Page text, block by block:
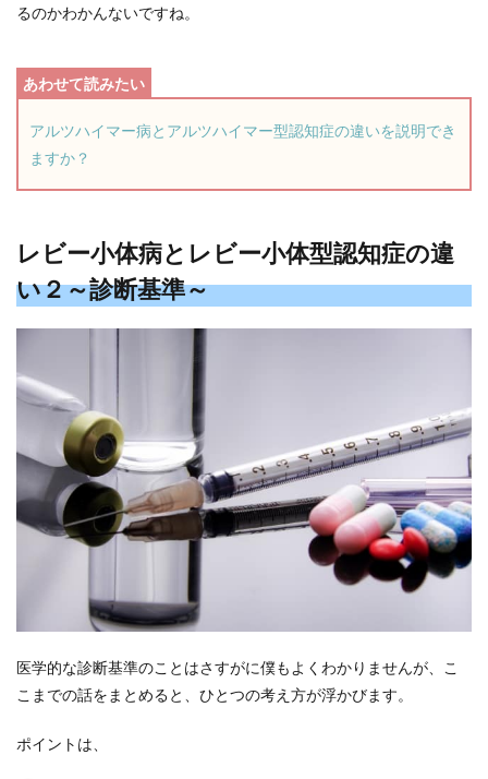
るのかわかんないですね。
アルツハイマー病とアルツハイマー型認知症の違いを説明でき
ますか？
レビー小体病とレビー小体型認知症の違
い２～診断基準～
医学的な診断基準のことはさすがに僕もよくわかりませんが、こ
こまでの話をまとめると、ひとつの考え方が浮かびます。
ポイントは、